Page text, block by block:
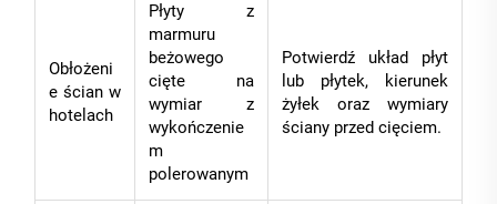
Obłożeni
e ścian w
hotelach
Płyty z
marmuru
beżowego
cięte na
wymiar z
wykończenie
m
polerowanym
Potwierdź układ płyt
lub płytek, kierunek
żyłek oraz wymiary
ściany przed cięciem.